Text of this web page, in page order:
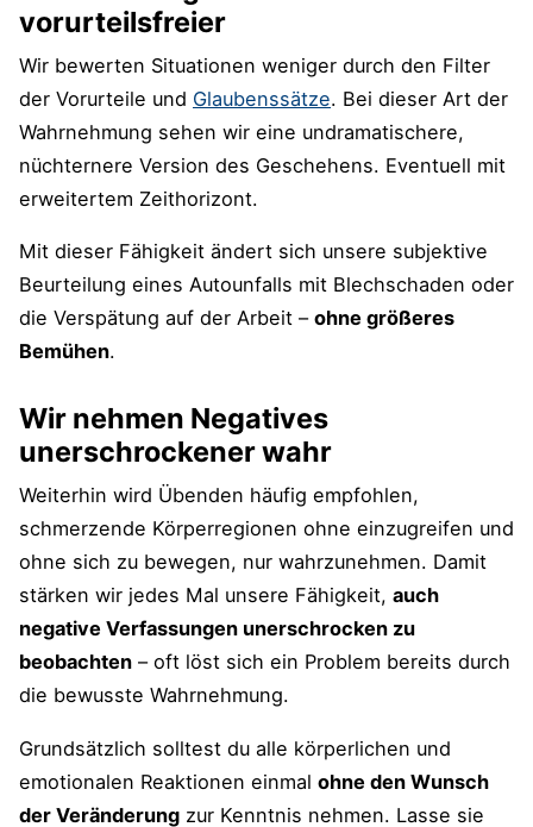
vorurteilsfreier
Wir bewerten Situationen weniger durch den Filter
der Vorurteile und Glaubenssätze. Bei dieser Art der
Wahrnehmung sehen wir eine undramatischere,
nüchternere Version des Geschehens. Eventuell mit
erweitertem Zeithorizont.
Mit dieser Fähigkeit ändert sich unsere subjektive
Beurteilung eines Autounfalls mit Blechschaden oder
die Verspätung auf der Arbeit – ohne größeres
Bemühen.
Wir nehmen Negatives
unerschrockener wahr
Weiterhin wird Übenden häufig empfohlen,
schmerzende Körperregionen ohne einzugreifen und
ohne sich zu bewegen, nur wahrzunehmen. Damit
stärken wir jedes Mal unsere Fähigkeit, auch
negative Verfassungen unerschrocken zu
beobachten – oft löst sich ein Problem bereits durch
die bewusste Wahrnehmung.
Grundsätzlich solltest du alle körperlichen und
emotionalen Reaktionen einmal ohne den Wunsch
der Veränderung zur Kenntnis nehmen. Lasse sie